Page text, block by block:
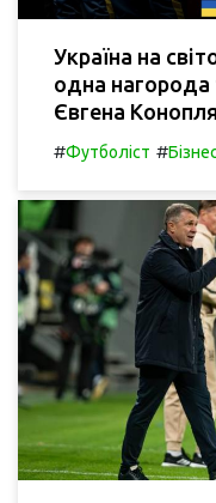
Україна на
одна
Євгена
#Футболіст #Бізнес